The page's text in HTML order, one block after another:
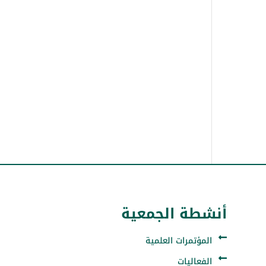
أنشطة الجمعية
المؤتمرات العلمية
الفعاليات